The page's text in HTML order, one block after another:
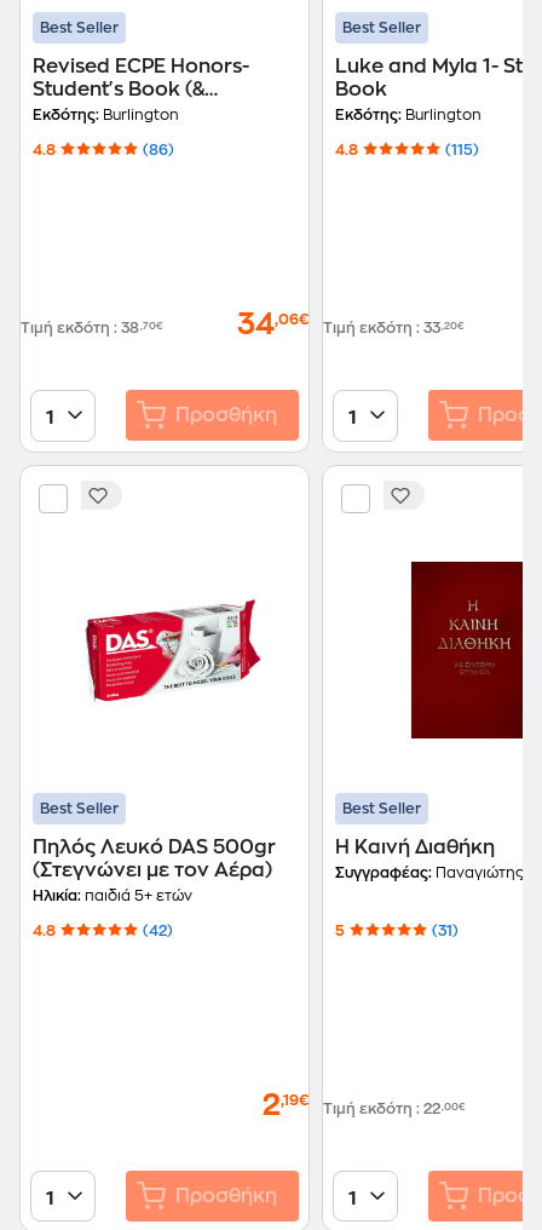
Best Seller
Revised ECPE Honors-
Student's Book (&
Interactive Webbook)
Εκδότης: Burlington
4.8 (86)
Τιμή εκδότη : 38,70€ 34,06€
1 Προσθήκη
Best Seller
Luke and Myla 1-
Book
Εκδότης: Burlington
4.8 (115)
Τιμή εκδότη : 33,20€
1
Best Seller
Πηλός Λευκό DAS 500gr
(Στεγνώνει με τον Αέρα)
Ηλικία: παιδιά 5+ ετών
4.8 (42)
2,19€
1 Προσθήκη
Best Seller
Η Καινή Διαθήκη
Συγγραφέας: Παναγιώτης
5 (31)
Τιμή εκδότη : 22,00€
1